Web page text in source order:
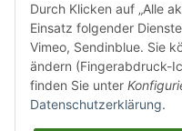
VERSANDARTEN
Durch Klicken auf „Alle
Einsatz folgender
Vimeo, Sendinblue. Sie
ändern (Fingerabdruck-
finden Sie unter
Datenschutzerklärung.